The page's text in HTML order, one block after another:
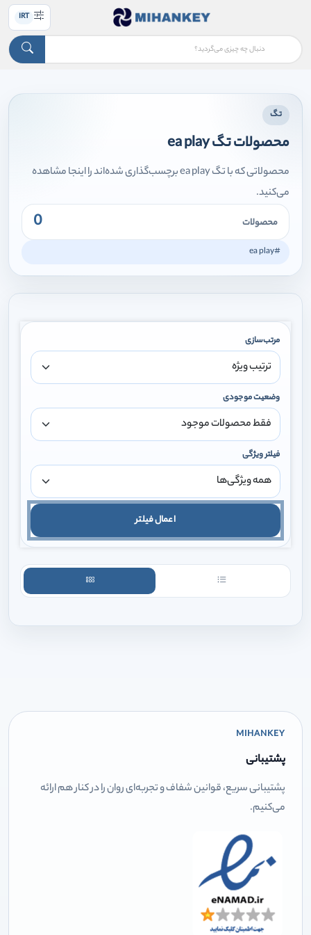
IRT
تگ
محصولات تگ ea play
محصولاتی که با تگ ea play برچسب‌گذاری شده‌اند را اینجا مشاهده
می‌کنید.
محصولات 0
#ea play
مرتب‌سازی
وضعیت موجودی
فیلتر ویژگی
اعمال فیلتر
MIHANKEY
پشتیبانی
پشتیبانی سریع، قوانین شفاف و تجربه‌ای روان را در کنار هم ارائه
می‌کنیم.